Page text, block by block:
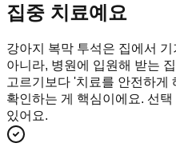
집중 치료예요
강아지 복막 투석은 집에서
아니라, 병원에 입원해 받는
고르기보다 '치료를 안전하게
확인하는 게 핵심이에요. 선택
있어요.